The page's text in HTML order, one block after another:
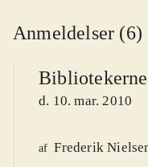
Anmeldelser (6)
d. 10. mar. 2010
af Frederik